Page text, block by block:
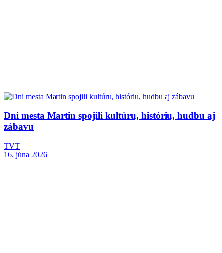
Dni mesta Martin spojili kultúru, históriu, hudbu aj
zábavu
TVT
16. júna 2026